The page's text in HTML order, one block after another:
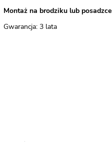
Montaż na brodziku lub posadzce
Gwarancja: 3 lata